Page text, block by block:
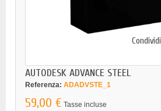
Condividi
AUTODESK ADVANCE STEEL
Referenza: ADADVSTE_1
59,00 € Tasse incluse